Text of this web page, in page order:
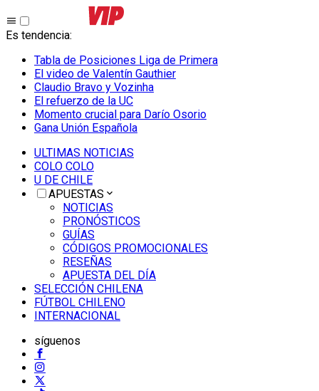
Es tendencia:
Tabla de Posiciones Liga de Primera
El video de Valentín Gauthier
Claudio Bravo y Vozinha
El refuerzo de la UC
Momento crucial para Darío Osorio
Gana Unión Española
ULTIMAS NOTICIAS
COLO COLO
U DE CHILE
APUESTAS
NOTICIAS
PRONÓSTICOS
GUÍAS
CÓDIGOS PROMOCIONALES
RESEÑAS
APUESTA DEL DÍA
SELECCIÓN CHILENA
FÚTBOL CHILENO
INTERNACIONAL
síguenos